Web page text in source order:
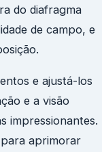
do diafragma
de campo, e
e ajustá-los
e a visão
impressionantes.
aprimorar